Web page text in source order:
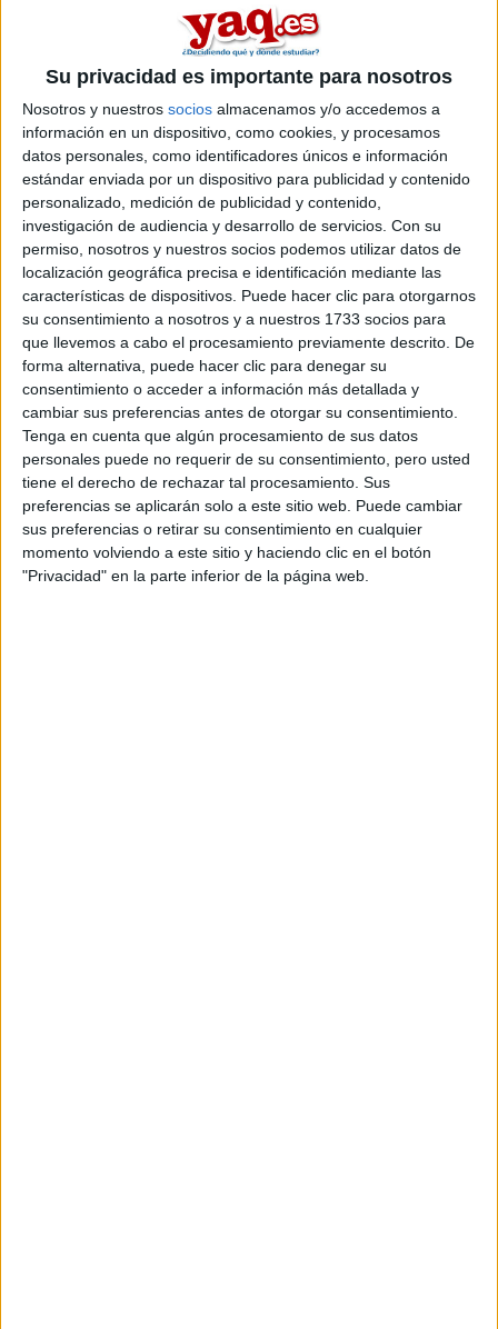
Su privacidad es importante para nosotros
Nosotros y nuestros socios almacenamos y/o accedemos a
información en un dispositivo, como cookies, y procesamos
datos personales, como identificadores únicos e información
estándar enviada por un dispositivo para publicidad y contenido
personalizado, medición de publicidad y contenido,
investigación de audiencia y desarrollo de servicios. Con su
permiso, nosotros y nuestros socios podemos utilizar datos de
localización geográfica precisa e identificación mediante las
características de dispositivos. Puede hacer clic para otorgarnos
su consentimiento a nosotros y a nuestros 1733 socios para
que llevemos a cabo el procesamiento previamente descrito. De
forma alternativa, puede hacer clic para denegar su
consentimiento o acceder a información más detallada y
cambiar sus preferencias antes de otorgar su consentimiento.
Tenga en cuenta que algún procesamiento de sus datos
personales puede no requerir de su consentimiento, pero usted
tiene el derecho de rechazar tal procesamiento. Sus
preferencias se aplicarán solo a este sitio web. Puede cambiar
sus preferencias o retirar su consentimiento en cualquier
momento volviendo a este sitio y haciendo clic en el botón
"Privacidad" en la parte inferior de la página web.
Máster Universitario en Biotecnología del Medio Ambiente y la
Máster Universitario en Conservación Marina
Facultad de Ciencias
Titulación
Grado en Física
Grado en Matemáticas
Doble Grado en Matemáticas + Física (Opción A - predomina
Doble Grado en Matemáticas + Física (Opción B - predomina
Máster Universitario en Análisis de Datos para la Inteligencia de
Máster Universitario en Física Avanzada: Partículas, Astrofísica,
Máster Universitario en Modelización e Investigación Matemática,
Facultad de Comercio, Turismo y Ciencias Sociales
Titulación
Grado en Comercio y Marketing
Grado en Gestión y Administración Pública
Grado en Trabajo Social